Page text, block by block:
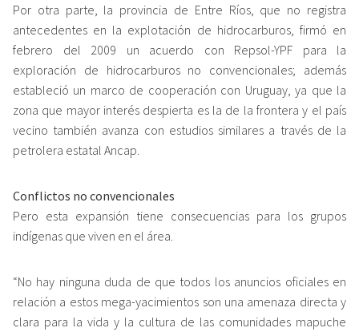
Por otra parte, la provincia de Entre Ríos, que no registra
antecedentes en la explotación de hidrocarburos, firmó en
febrero del 2009 un acuerdo con Repsol-YPF para la
exploración de hidrocarburos no convencionales; además
estableció un marco de cooperación con Uruguay, ya que la
zona que mayor interés despierta es la de la frontera y el país
vecino también avanza con estudios similares a través de la
petrolera estatal Ancap.
Conflictos no convencionales
Pero esta expansión tiene consecuencias para los grupos
indígenas que viven en el área.
“No hay ninguna duda de que todos los anuncios oficiales en
relación a estos mega-yacimientos son una amenaza directa y
clara para la vida y la cultura de las comunidades mapuche